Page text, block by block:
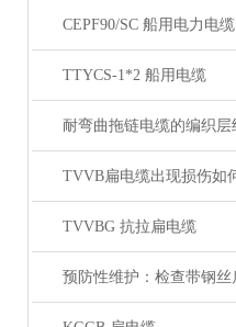
CEPF90/SC 船用电力电缆
TTYCS-1*2 船用电缆
TVVBG 抗拉扁电缆